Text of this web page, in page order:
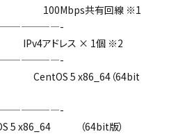
共有回線 ※1
アドレス × 1個 ※2
5 x86_64（64bit
x86_64 （64bit版）